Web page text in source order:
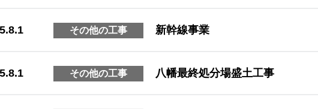
その他の工事 新幹線事業
その他の工事 八幡最終処分場盛土工事